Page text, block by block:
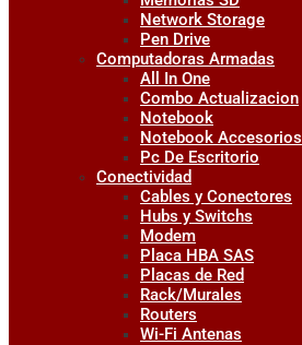
Network Storage
Pen Drive
Computadoras Armadas
All In One
Combo Actualizacion
Notebook
Notebook Accesorios
Pc De Escritorio
Conectividad
Cables y Conectores
Hubs y Switchs
Modem
Placa HBA SAS
Placas de Red
Rack/Murales
Routers
Wi-Fi Antenas